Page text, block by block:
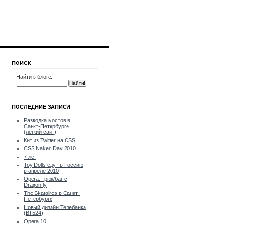
ПОИСК
Найти в блоге:
ПОСЛЕДНИЕ ЗАПИСИ
Разводка мостов в
Санкт-Петербурге
(легкий сайт)
Кит из Twitter на CSS
CSS Naked Day 2010
7 лет
Toy Dolls едут в Россию
в апреле 2010
Opera: трюк/баг с
Dragonfly
The Skatalites в Санкт-
Петербурге
Новый дизайн Телебанка
(ВТБ24)
Opera 10